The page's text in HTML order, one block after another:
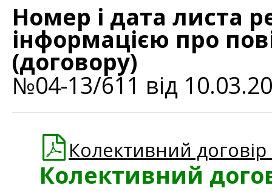
Номер і дата листа
інформацією про
(договору)
№04-13/611 від
Колективний
Колективний